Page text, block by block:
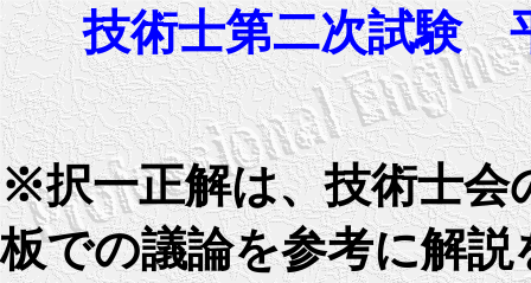
技術士第二次試験
※択一正解は、技術士会
板での議論を参考に解